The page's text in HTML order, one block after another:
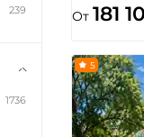
От 181
5
239
1736